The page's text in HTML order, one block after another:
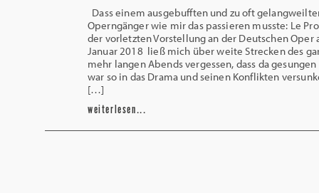
Dass einem ausgebufften und zu oft
Operngänger wie mir das passieren musste: Le
der vorletzten Vorstellung an der Deutschen Oper
Januar 2018 ließ mich über weite Strecken des
mehr langen Abends vergessen, dass da
war so in das Drama und seinen Konflikten
[…]
weiterlesen...